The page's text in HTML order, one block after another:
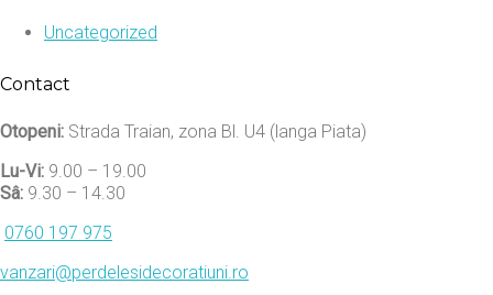
Uncategorized
Contact
Otopeni: Strada Traian, zona Bl. U4 (langa Piata)
Lu-Vi: 9.00 – 19.00
Sâ: 9.30 – 14.30
0760 197 975
vanzari@perdelesidecoratiuni.ro